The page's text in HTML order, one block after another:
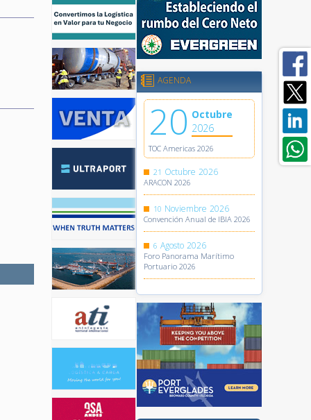
AGENDA
20 Octubre
2026
TOC Americas 2026
21 Octubre 2026
ARACON 2026
10 Noviembre 2026
Convención Anual de IBIA 2026
6 Agosto 2026
Foro Panorama Marítimo
Portuario 2026